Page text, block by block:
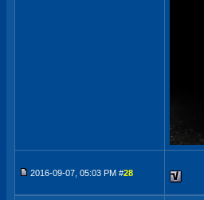
2016-09-07, 05:03 PM #28